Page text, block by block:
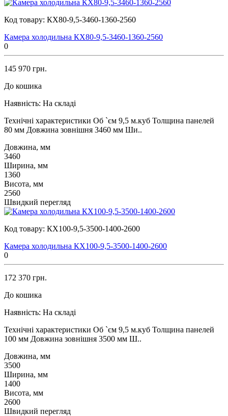
Код товару: КХ80-9,5-3460-1360-2560
Камера холодильна КХ80-9,5-3460-1360-2560
0
145 970 грн.
До кошика
Наявність: На складі
Технічні характеристики Об `єм 9,5 м.куб Толщина панелей
80 мм Довжина зовнішня 3460 мм Ши..
Довжина, мм
3460
Ширина, мм
1360
Висота, мм
2560
Швидкий перегляд
Код товару: КХ100-9,5-3500-1400-2600
Камера холодильна КХ100-9,5-3500-1400-2600
0
172 370 грн.
До кошика
Наявність: На складі
Технічні характеристики Об `єм 9,5 м.куб Толщина панелей
100 мм Довжина зовнішня 3500 мм Ш..
Довжина, мм
3500
Ширина, мм
1400
Висота, мм
2600
Швидкий перегляд